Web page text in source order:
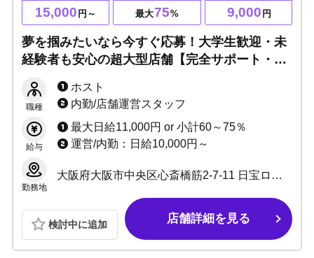
15,000 円～ 最大75% 9,000 円
夢を掴みたいなら今すぐ応募！大学生歓迎・未
経験者も安心の超大型店舗【完全サポート・保
体験入店へ！
職種
ホスト
内勤/店舗運営スタッフ
給与
最大日給11,000円 or 小計60～75％
運営/内勤：日給10,000円～
勤務地
大阪府大阪市中央区心斎橋筋2-7-11 日宝ロイヤルビルB1
検討中に追加 店舗詳細を見る